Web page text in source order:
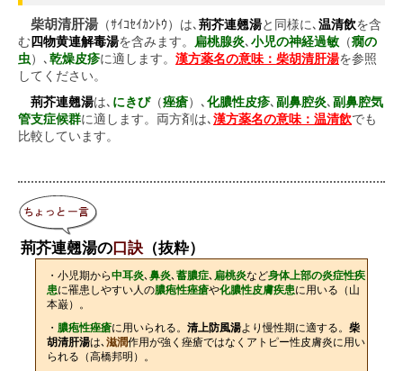
柴胡清肝湯 （ｻｲｺｾｲｶﾝﾄｳ）は､ 荊芥連翹湯と同様に､ 温清飲を含
む 四物黄連解毒湯を含みます。 扁桃腺炎､ 小児の神経過敏 （癇の
虫）､ 乾燥皮疹に適します。 漢方薬名の意味：柴胡清肝湯を参照
してください。
荊芥連翹湯は､ にきび（痤瘡）､ 化膿性皮疹､ 副鼻腔炎､ 副鼻腔気
管支症候群に適します。両方剤は､ 漢方薬名の意味：温清飲でも
比較しています。
荊芥連翹湯の口訣 （抜粋）
・小児期から中耳炎､鼻炎､蓄膿症､ 扁桃炎など身体上部の炎症性疾
患に罹患しやすい人の膿疱性痤瘡や化膿性皮膚疾患に用いる（山
本巌）。
・膿疱性痤瘡に用いられる。清上防風湯より慢性期に適する。柴
胡清肝湯は､滋潤作用が強く痤瘡ではなくアトピー性皮膚炎に用い
られる（高橋邦明）。